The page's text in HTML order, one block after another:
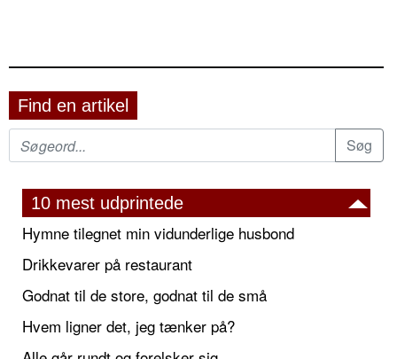
Find en artikel
10 mest udprintede
Hymne tilegnet min vidunderlige husbond
Drikkevarer på restaurant
Godnat til de store, godnat til de små
Hvem ligner det, jeg tænker på?